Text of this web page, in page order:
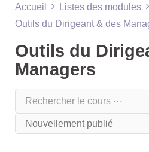
Accueil
Listes des modules
Outils du Dirigeant & des
Outils du
Managers